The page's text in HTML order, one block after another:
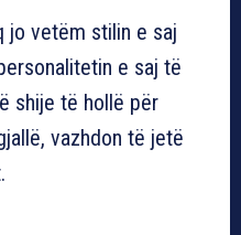
jo vetëm stilin e saj
e saj të
shije të hollë për
vazhdon të jetë